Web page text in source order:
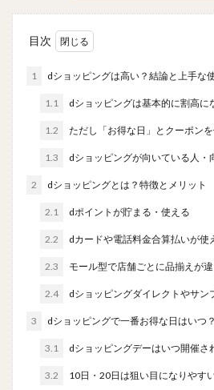
目次
1 dショッピングは高い？結論と上手な
1.1 dショッピングは基本的に割高に
1.2 ただし「お得な日」とクーポン
1.3 dショッピングが向いている人・
2 dショッピングとは？特徴とメリット
2.1 dポイントが貯まる・使える
2.2 dカードや電話料金合算払いが使
2.3 モール型で店舗ごとに品揃えが違
2.4 dショッピングダイレクトやサン
3 dショッピングで一番お得な日はいつ？
3.1 dショッピングデーはいつ開催さ
3.2 10日・20日は狙い目になりやす